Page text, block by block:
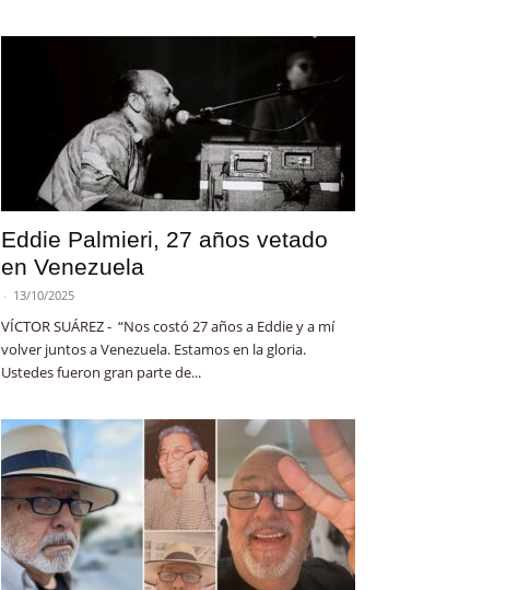
Eddie Palmieri, 27 años vetado
en Venezuela
- 13/10/2025
VÍCTOR SUÁREZ - “Nos costó 27 años a Eddie y a mí
volver juntos a Venezuela. Estamos en la gloria.
Ustedes fueron gran parte de...